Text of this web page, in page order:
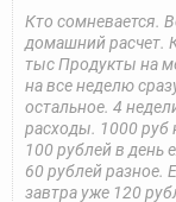
Кто сомневается.
домашний расчет.
тыс Продукты на
на все неделю
остальное. 4
расходы. 1000 руб
100 рублей в день
60 рублей разное.
завтра уже 120